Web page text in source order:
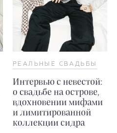
РЕАЛЬНЫЕ СВАДЬБЫ
Интервью с невестой:
о свадьбе на острове,
вдохновении мифами
и лимитированной
коллекции сидра